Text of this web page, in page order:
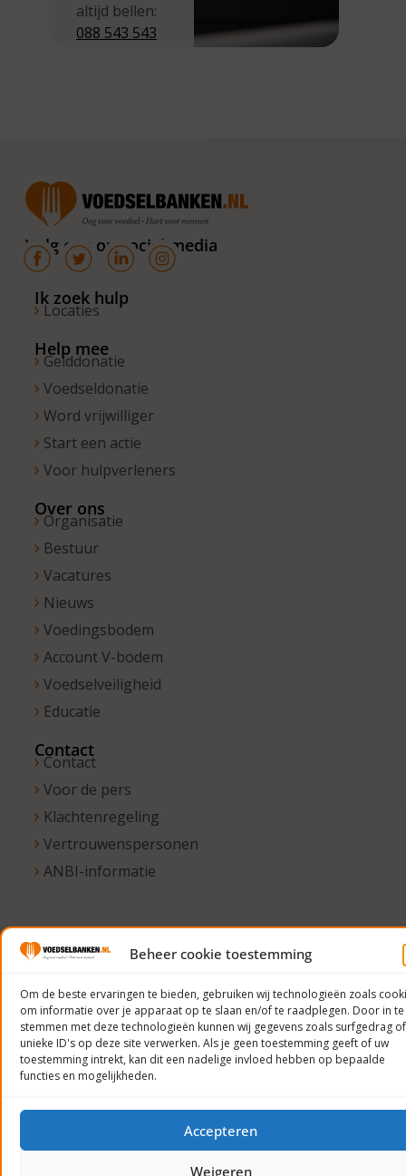
Beheer cookie toestemming
Om de beste ervaringen te bieden, gebruiken wij technologieën zoals
om informatie over je apparaat op te slaan en/of te raadplegen. Door in te
stemmen met deze technologieën kunnen wij gegevens zoals surfgedrag of
unieke ID's op deze site verwerken. Als je geen toestemming geeft of uw
toestemming intrekt, kan dit een nadelige invloed hebben op bepaalde
functies en mogelijkheden.
Accepteren
Weigeren
altijd bellen:
088 543 543
van 10.00 –
16.00 uur. Op
de vrijdagen
zijn wij
bereikbaar
van 10.00 –
Volg ons op social media
Ik zoek hulp
Locaties
Help mee
Gelddonatie
Voedseldonatie
Word vrijwilliger
Start een actie
Voor hulpverleners
Over ons
Organisatie
Bestuur
Vacatures
Nieuws
Voedingsbodem
Account V-bodem
Voedselveiligheid
Educatie
Contact
Contact
Voor de pers
Klachtenregeling
Vertrouwenspersonen
ANBI-informatie
© 2023
Nederland
Privacyverklaring